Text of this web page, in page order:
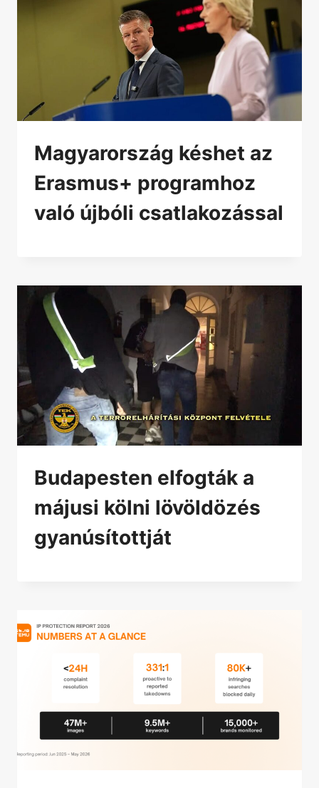
Magyarország késhet az
Erasmus+ programhoz
való újbóli csatlakozással
Budapesten elfogták a
májusi kölni lövöldözés
gyanúsítottját